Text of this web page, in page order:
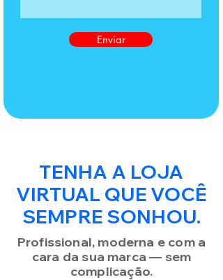
Enviar
TENHA A LOJA
VIRTUAL QUE VOCÊ
SEMPRE SONHOU.
Profissional, moderna e com a
cara da sua marca — sem
complicação.